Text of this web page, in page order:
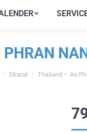
Strand Thailand – Ao